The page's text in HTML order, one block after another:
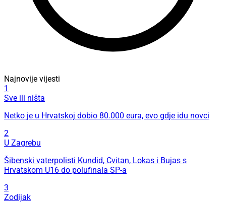
Najnovije vijesti
1
Sve ili ništa
Netko je u Hrvatskoj dobio 80.000 eura, evo gdje idu novci
2
U Zagrebu
Šibenski vaterpolisti Kundid, Cvitan, Lokas i Bujas s
Hrvatskom U16 do polufinala SP-a
3
Zodijak